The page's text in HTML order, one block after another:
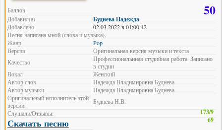
Баллов 50
Добавил(а) Буднева Надежда
Добавлено
02.03.2022 в 01:00:42
Песня написана мной (слова и музыка).
Жанр
Pop
Версия
Оригинальная версия музыки и текста
Качество
Профессиональнная студийная работа. Записано
в студии
Вокал
Женский
Автор слов
Надежда Владимировна Буднева
Автор музыки
Надежда Владимировна Буднева
Оригинальный исполнитель этой
версии
Буднева Н.В.
Слушали/Отзывы:
173/9
Скачать песню 69